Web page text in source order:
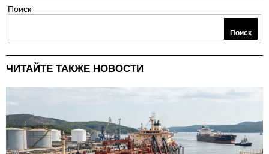
Поиск
Поиск
ЧИТАЙТЕ ТАКЖЕ НОВОСТИ